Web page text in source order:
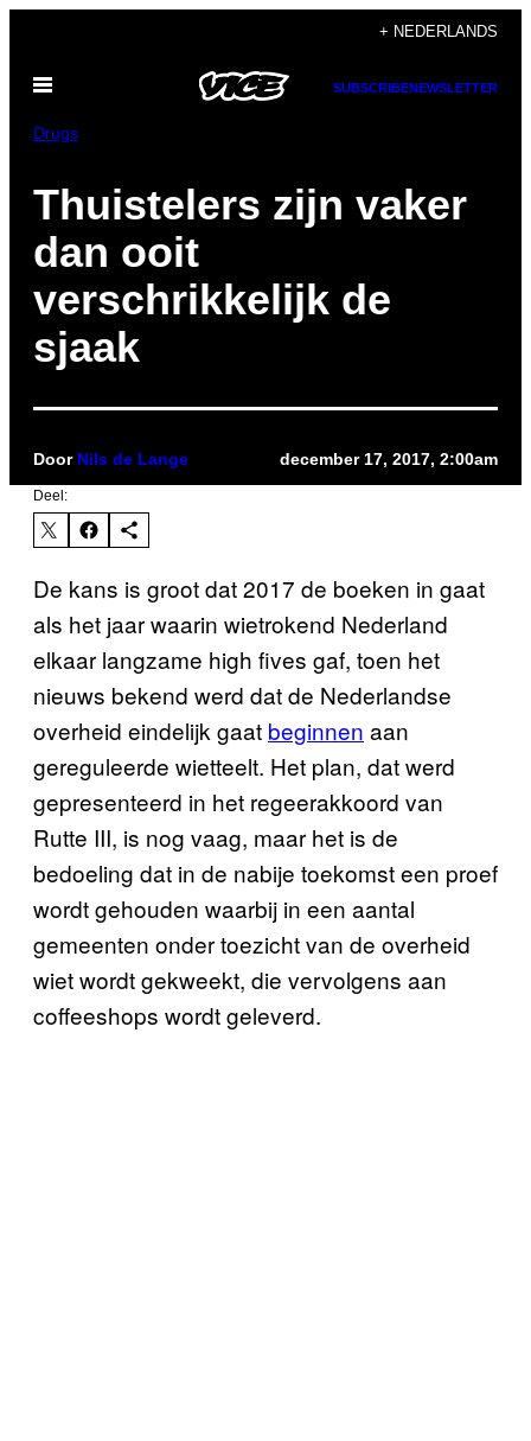
de
inhoud
+ NEDERLANDS
Open
SUBSCRIBENEWSLETTER
Drugs
Thuistelers zijn vaker
dan ooit
verschrikkelijk de
sjaak
Door Nils de Lange december 17, 2017, 2:00am
Deel:
De kans is groot dat 2017 de boeken in gaat
als het jaar waarin wietrokend Nederland
elkaar langzame high fives gaf, toen het
nieuws bekend werd dat de Nederlandse
overheid eindelijk gaat beginnen aan
gereguleerde wietteelt. Het plan, dat werd
gepresenteerd in het regeerakkoord van
Rutte III, is nog vaag, maar het is de
bedoeling dat in de nabije toekomst een proef
wordt gehouden waarbij in een aantal
gemeenten onder toezicht van de overheid
wiet wordt gekweekt, die vervolgens aan
coffeeshops wordt geleverd.